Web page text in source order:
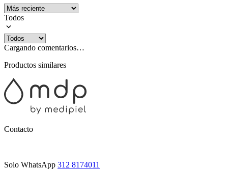
Todos
Cargando comentarios…
Productos similares
Contacto
Solo WhatsApp 312 8174011